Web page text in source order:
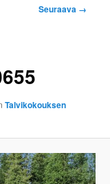
Seuraava →
Talvikokouksen